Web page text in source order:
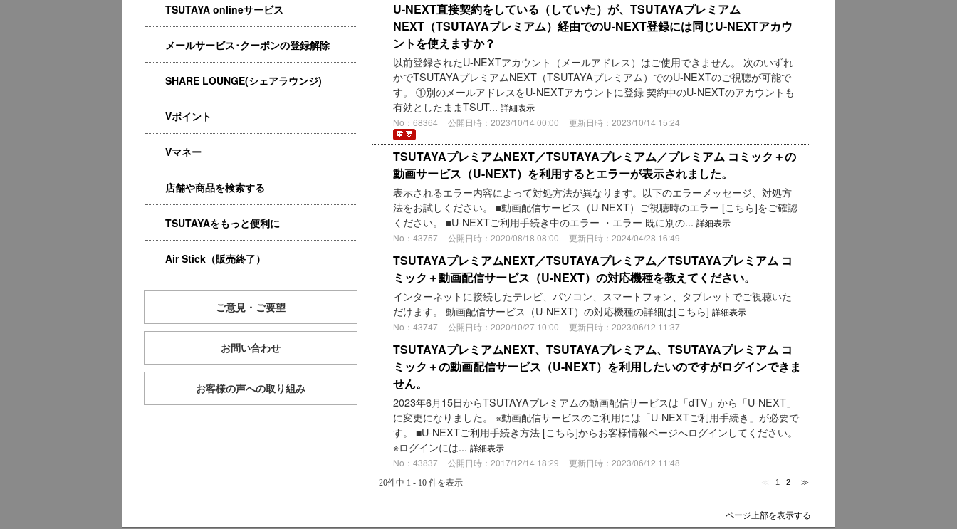
TSUTAYA onlineサービス
メールサービス･クーポンの登録解除
SHARE LOUNGE(シェアラウンジ)
Vポイント
Vマネー
店舗や商品を検索する
TSUTAYAをもっと便利に
Air Stick（販売終了）
ご意見・ご要望
お問い合わせ
お客様の声への取り組み
U-NEXT直接契約をしている（していた）が、TSUTAYAプレミアム
NEXT（TSUTAYAプレミアム）経由でのU-NEXT登録には同じU-NEXTアカウ
ントを使えますか？
以前登録されたU-NEXTアカウント（メールアドレス）はご使用できません。 次のいずれ
かでTSUTAYAプレミアムNEXT（TSUTAYAプレミアム）でのU-NEXTのご視聴が可能で
す。 ①別のメールアドレスをU-NEXTアカウントに登録 契約中のU-NEXTのアカウントも
有効としたままTSUT... 詳細表示
No：68364 公開日時：2023/10/14 00:00 更新日時：2023/10/14 15:24
TSUTAYAプレミアムNEXT／TSUTAYAプレミアム／プレミアム コミック＋の
動画サービス（U-NEXT）を利用するとエラーが表示されました。
表示されるエラー内容によって対処方法が異なります。以下のエラーメッセージ、対処方
法をお試しください。 ■動画配信サービス（U-NEXT）ご視聴時のエラー [こちら]をご確認
ください。 ■U-NEXTご利用手続き中のエラー ・エラー 既に別の... 詳細表示
No：43757 公開日時：2020/08/18 08:00 更新日時：2024/04/28 16:49
TSUTAYAプレミアムNEXT／TSUTAYAプレミアム／TSUTAYAプレミアム コ
ミック＋動画配信サービス（U-NEXT）の対応機種を教えてください。
インターネットに接続したテレビ、パソコン、スマートフォン、タブレットでご視聴いた
だけます。 動画配信サービス（U-NEXT）の対応機種の詳細は[こちら] 詳細表示
No：43747 公開日時：2020/10/27 10:00 更新日時：2023/06/12 11:37
TSUTAYAプレミアムNEXT、TSUTAYAプレミアム、TSUTAYAプレミアム コ
ミック＋の動画配信サービス（U-NEXT）を利用したいのですがログインできま
せん。
2023年6月15日からTSUTAYAプレミアムの動画配信サービスは「dTV」から「U-NEXT」
に変更になりました。 ※動画配信サービスのご利用には「U-NEXTご利用手続き」が必要で
す。 ■U-NEXTご利用手続き方法 [こちら]からお客様情報ページへログインしてください。
※ログインには... 詳細表示
No：43837 公開日時：2017/12/14 18:29 更新日時：2023/06/12 11:48
20件中 1 - 10 件を表示 1 2 ≫
ページ上部を表示する